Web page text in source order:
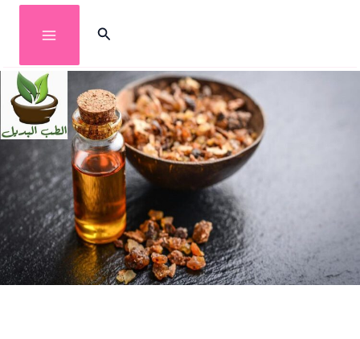
إلى
المحتوى
البحث